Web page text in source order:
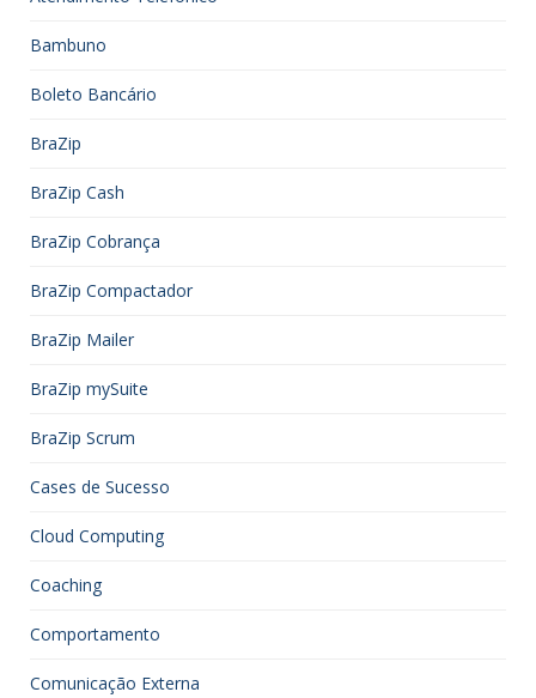
Bambuno
Boleto Bancário
BraZip
BraZip Cash
BraZip Cobrança
BraZip Compactador
BraZip Mailer
BraZip mySuite
BraZip Scrum
Cases de Sucesso
Cloud Computing
Coaching
Comportamento
Comunicação Externa